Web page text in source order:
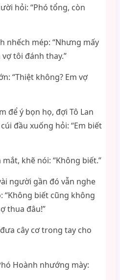
hỏi: “Phó tổng, còn
nhếch mép: “Nhưng mấy
tôi đánh thay.”
“Thiệt không? Em vợ
để ý bọn họ, đợi Tô Lan
đầu xuống hỏi: “Em biết
khẽ nói: “Không biết.”
người gần đó vẫn nghe
“Không biết cũng không
thua đâu!”
cây cơ trong tay cho
Hoành nhướng mày: